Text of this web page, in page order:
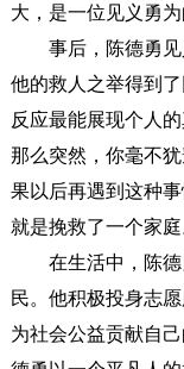
大，是一位见义勇
事后，陈德勇见
他的救人之举得到
反应最能展现个人
那么突然，你毫不
果以后再遇到这种
就是挽救了一个家庭
在生活中，陈德
民。他积极投身志
为社会公益贡献自